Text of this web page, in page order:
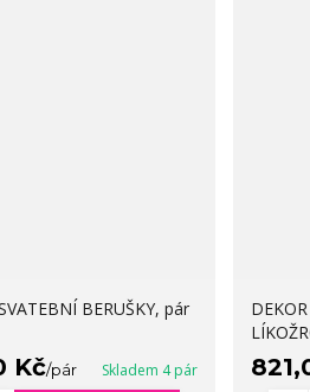
BERUŠKY, pár
Kč/pár Skladem 4 pár